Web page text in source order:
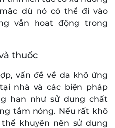
dù nó có thể đi vào
vẫn hoạt động trong
thuốc
vấn đề về da khô ứng
nhà và các biện pháp
hạn như sử dụng chất
tắm nóng. Nếu rất khô
khuyên nên sử dụng